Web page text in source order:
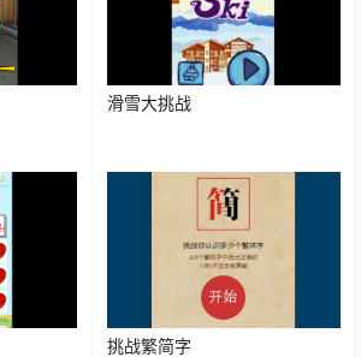
滑雪大挑战
挑战繁简字